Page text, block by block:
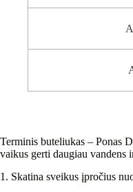
Terminis buteliukas – Ponas
vaikus gerti daugiau vandens
1. Skatina sveikus įpročius